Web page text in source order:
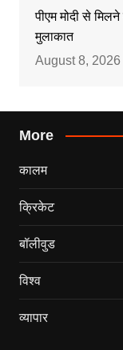
पीएम मोदी से
मुलाकात
August 8, 2026
More
कालम
क्रिकेट
बॉलीवुड
विश्व
व्यापार